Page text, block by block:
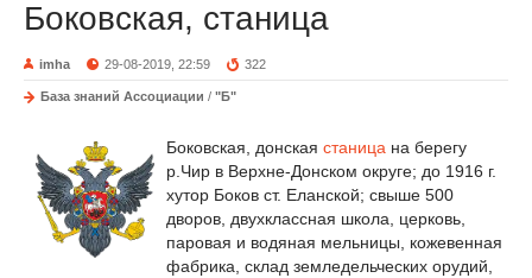
Боковская, станица
imha 29-08-2019, 22:59 322
База знаний Ассоциации / "Б"
Боковская, донская станица на берегу
р.Чир в Верхне-Донском округе; до 1916 г.
хутор Боков ст. Еланской; свыше 500
дворов, двухклассная школа, церковь,
паровая и водяная мельницы, кожевенная
фабрика, склад земледельческих орудий,